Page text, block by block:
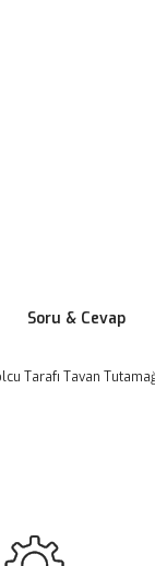
Soru & Cevap
Tarafı Tavan